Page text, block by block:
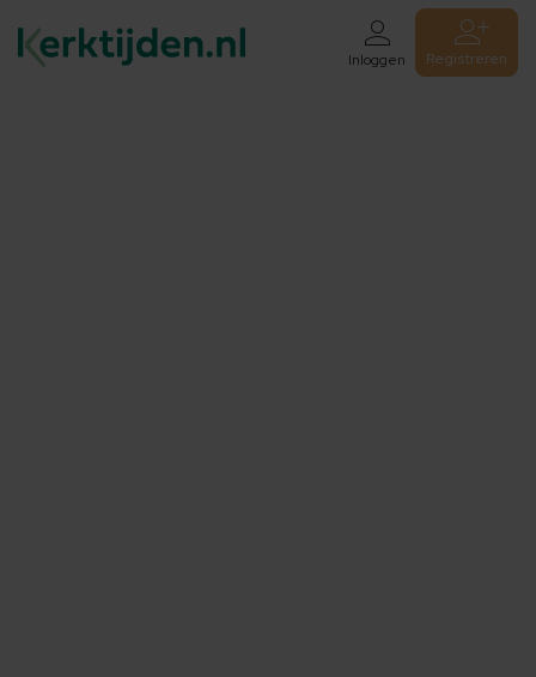
Inloggen Registreren